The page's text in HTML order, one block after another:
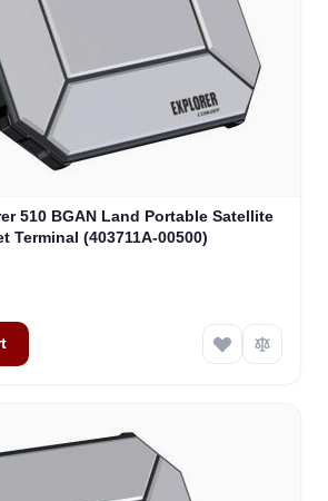
510 BGAN Land Portable Satellite
Terminal (403711A-00500)